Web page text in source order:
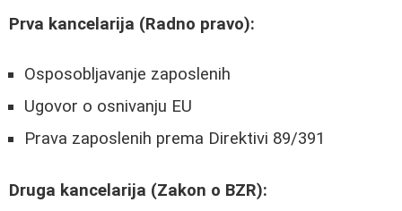
Prva kancelarija (Radno pravo):
Osposobljavanje zaposlenih
Ugovor o osnivanju EU
Prava zaposlenih prema Direktivi 89/391
Druga kancelarija (Zakon o BZR):